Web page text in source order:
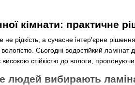
кімнати: практичне
рідкість, а сучасне інтер'єрне
Сьогодні водостійкий ламінат
стійкістю до вологи,
людей вибирають